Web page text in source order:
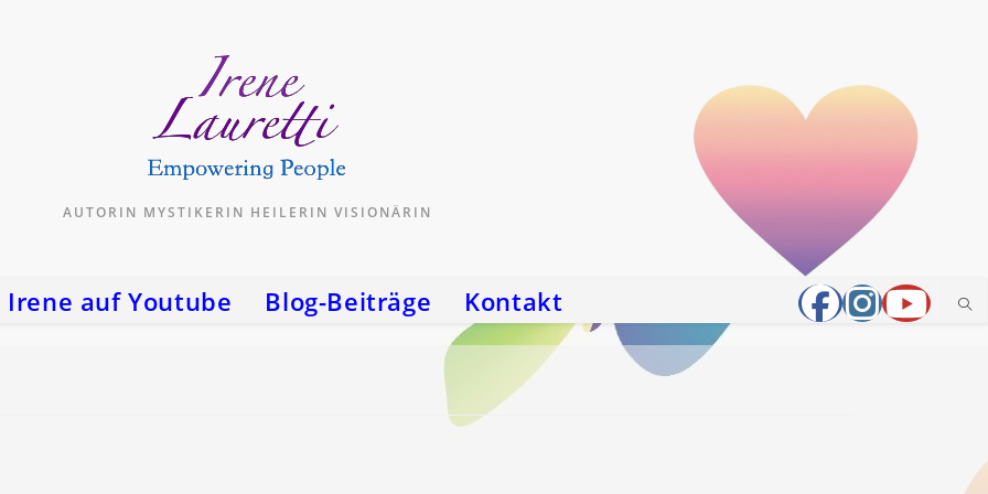
AUTORIN MYSTIKERIN HEILERIN VISIONÄRIN
Irene auf Youtube Blog-Beiträge Kontakt